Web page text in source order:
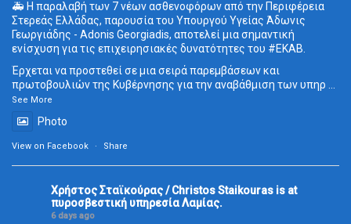
🚑 Η παραλαβή των 7 νέων ασθενοφόρων από την Περιφέρεια
Στερεάς Ελλάδας, παρουσία του Υπουργού Υγείας Άδωνις
Γεωργιάδης - Adonis Georgiadis, αποτελεί μια σημαντική
ενίσχυση για τις επιχειρησιακές δυνατότητες του #ΕΚΑΒ.
Έρχεται να προστεθεί σε μια σειρά παρεμβάσεων και
πρωτοβουλιών της Κυβέρνησης για την αναβάθμιση των υπηρ ...
See More
Photo
View on Facebook · Share
Χρήστος Σταϊκούρας / Christos Staikouras is at
πυροσβεστική υπηρεσία Λαμίας.
6 days ago